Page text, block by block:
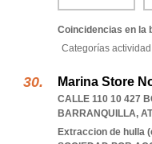
Coincidencias en la
Categorías
Marina Store
CALLE 110 10 427
BARRANQUILLA,
Extraccion de hulla